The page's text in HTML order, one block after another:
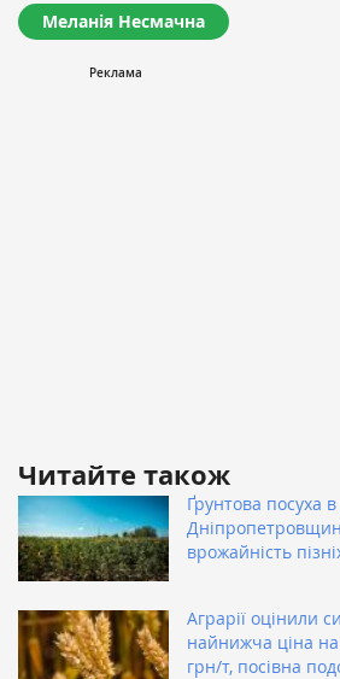
Меланія Несмачна
Читайте також
Ґрунтова посуха
врожайність
Аграрії оцінили
найнижча ціна
грн/т, посівна